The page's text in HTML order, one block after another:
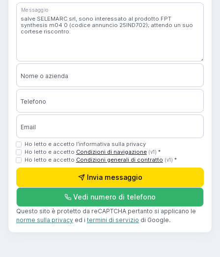
Messaggio
Nome o azienda
Telefono
Email
Ho letto e accetto l’informativa sulla privacy
Ho letto e accetto Condizioni di navigazione (v1) *
Ho letto e accetto Condizioni generali di contratto (v1) *
Invia messaggio
Vedi numero di telefono
Questo sito è protetto da reCAPTCHA pertanto si applicano le
norme sulla privacy ed i termini di servizio di Google.